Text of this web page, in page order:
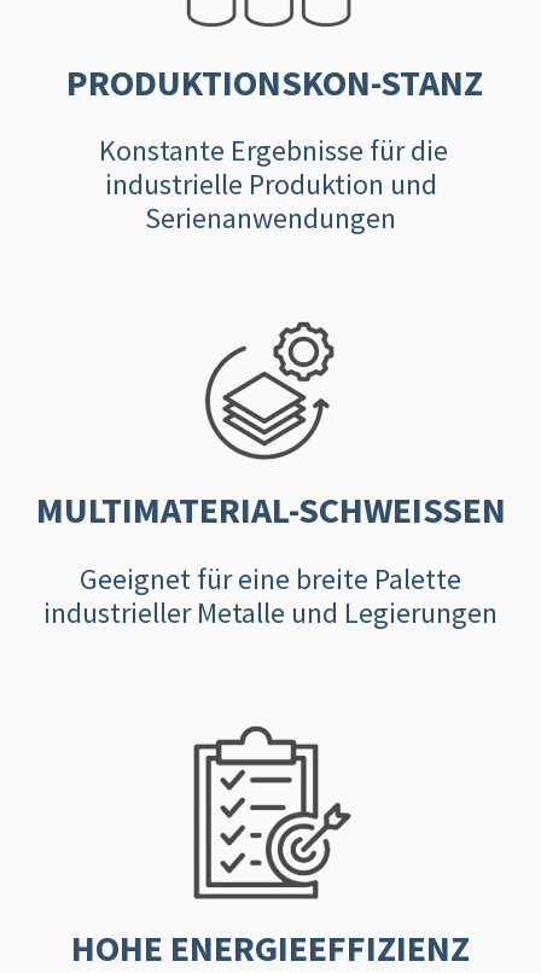
PRODUKTIONSKON-STANZ
Konstante Ergebnisse für die
industrielle Produktion und
Serienanwendungen
MULTIMATERIAL-SCHWEISSEN
Geeignet für eine breite Palette
industrieller Metalle und Legierungen
HOHE ENERGIEEFFIZIENZ